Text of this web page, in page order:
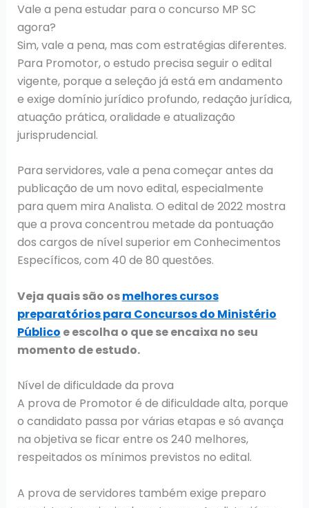
Vale a pena estudar para o concurso MP SC
agora?
Sim, vale a pena, mas com estratégias diferentes.
Para Promotor, o estudo precisa seguir o edital
vigente, porque a seleção já está em andamento
e exige domínio jurídico profundo, redação jurídica,
atuação prática, oralidade e atualização
jurisprudencial.
Para servidores, vale a pena começar antes da
publicação de um novo edital, especialmente
para quem mira Analista. O edital de 2022 mostra
que a prova concentrou metade da pontuação
dos cargos de nível superior em Conhecimentos
Específicos, com 40 de 80 questões.
Veja quais são osmelhores cursos
preparatórios para Concursos do Ministério
Público e escolha o que se encaixa no seu
momento de estudo.
Nível de dificuldade da prova
A prova de Promotor é de dificuldade alta, porque
o candidato passa por várias etapas e só avança
na objetiva se ficar entre os 240 melhores,
respeitados os mínimos previstos no edital.
A prova de servidores também exige preparo